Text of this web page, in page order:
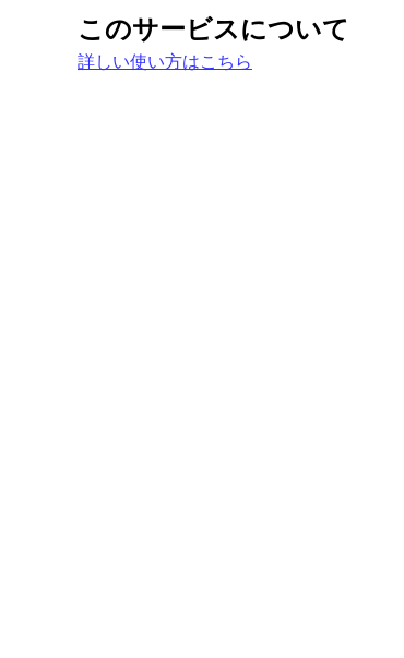
このサービスについて
詳しい使い方はこちら